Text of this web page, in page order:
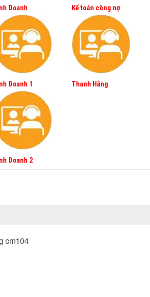
Doanh
Doanh 1
Doanh 2
Kế toán công nợ
Thanh Hằng
cm104